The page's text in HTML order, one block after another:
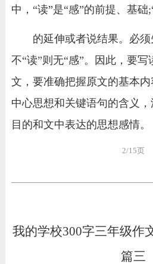
中，“读”是“感”的前提、基础
的延伸或者说结果。必须
不“读”则无“感”。因此，要
文，要准确把握原文的基本
中心思想和关键语句的含义
目的和文中表达的思想感情。
2/15页
我的学校300字三年级作
篇三